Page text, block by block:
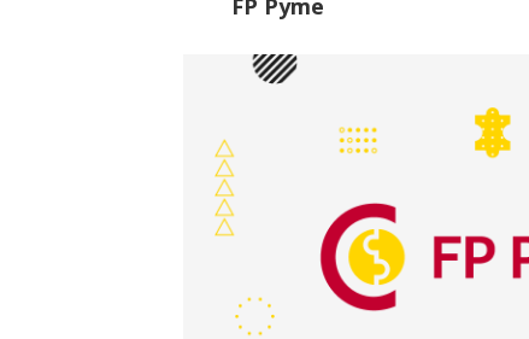
FP Pyme